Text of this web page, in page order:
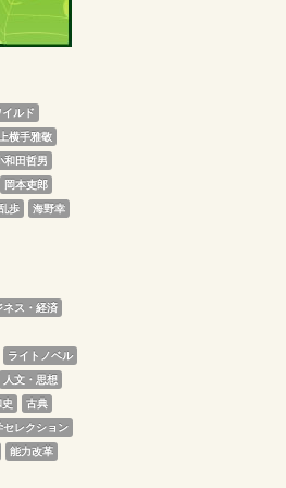
ルド
横手雅敬
和田哲男
岡本吏郎
歩
海野幸
ネス・経済
ライトノベル
人文・思想
古典
セレクション
能力改革